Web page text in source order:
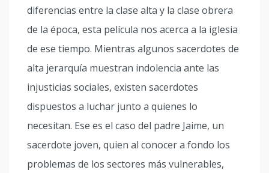
diferencias entre la clase alta y la clase obrera
de la época, esta película nos acerca a la iglesia
de ese tiempo. Mientras algunos sacerdotes de
alta jerarquía muestran indolencia ante las
injusticias sociales, existen sacerdotes
dispuestos a luchar junto a quienes lo
necesitan. Ese es el caso del padre Jaime, un
sacerdote joven, quien al conocer a fondo los
problemas de los sectores más vulnerables,